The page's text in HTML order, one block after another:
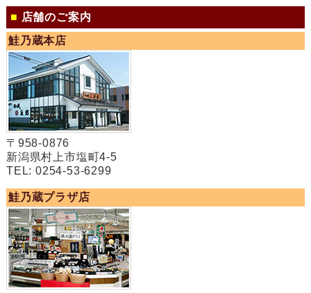
■ 店舗のご案内
鮭乃蔵本店
〒958-0876
新潟県村上市塩町4-5
TEL: 0254-53-6299
鮭乃蔵プラザ店